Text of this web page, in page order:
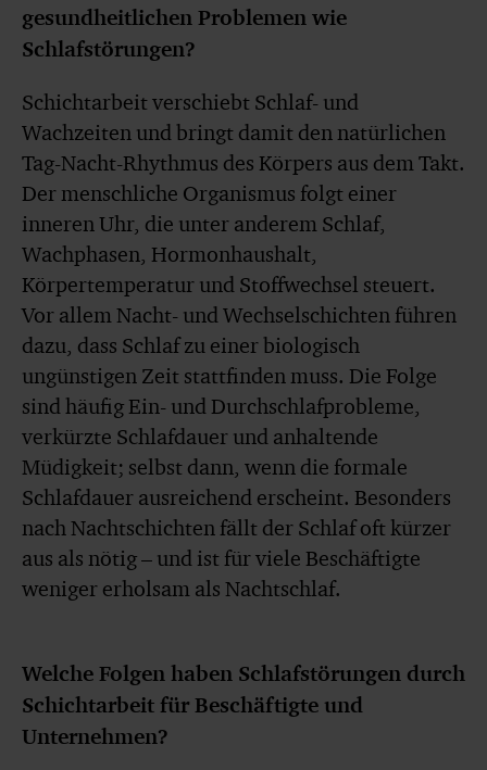
gesundheitlichen Problemen wie
Schlafstörungen?
Schichtarbeit verschiebt Schlaf- und
Wachzeiten und bringt damit den natürlichen
Tag-Nacht-Rhythmus des Körpers aus dem Takt.
Der menschliche Organismus folgt einer
inneren Uhr, die unter anderem Schlaf,
Wachphasen, Hormonhaushalt,
Körpertemperatur und Stoffwechsel steuert.
Vor allem Nacht- und Wechselschichten führen
dazu, dass Schlaf zu einer biologisch
ungünstigen Zeit stattfinden muss. Die Folge
sind häufig Ein- und Durchschlafprobleme,
verkürzte Schlafdauer und anhaltende
Müdigkeit; selbst dann, wenn die formale
Schlafdauer ausreichend erscheint. Besonders
nach Nachtschichten fällt der Schlaf oft kürzer
aus als nötig – und ist für viele Beschäftigte
weniger erholsam als Nachtschlaf.
Welche Folgen haben Schlafstörungen durch
Schichtarbeit für Beschäftigte und
Unternehmen?